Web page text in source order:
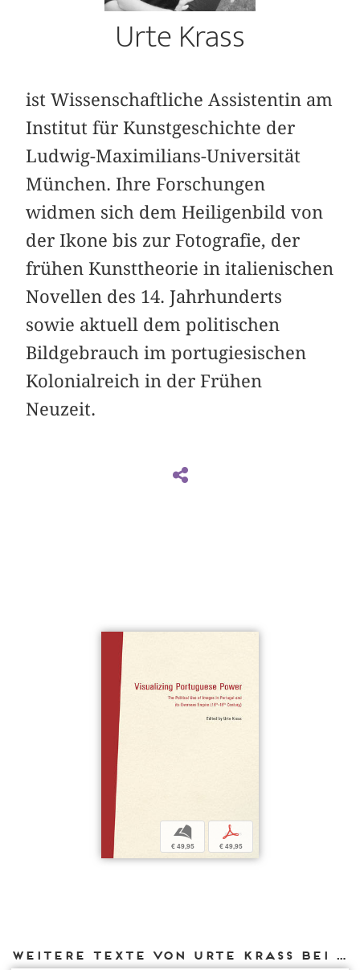
Urte Krass
ist Wissenschaftliche Assistentin am
Institut für Kunstgeschichte der
Ludwig-Maximilians-Universität
München. Ihre Forschungen
widmen sich dem Heiligenbild von
der Ikone bis zur Fotografie, der
frühen Kunsttheorie in italienischen
Novellen des 14. Jahrhunderts
sowie aktuell dem politischen
Bildgebrauch im portugiesischen
Kolonialreich in der Frühen
Neuzeit.
b
€ 49,95
p
€ 49,95
Weitere Texte von Urte Krass bei DIAPHANES